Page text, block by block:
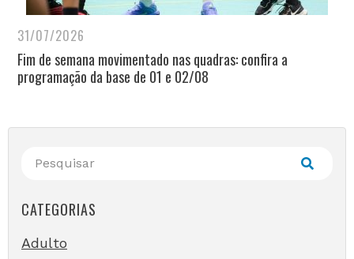
31/07/2026
Fim de semana movimentado nas quadras: confira a
programação da base de 01 e 02/08
CATEGORIAS
Adulto